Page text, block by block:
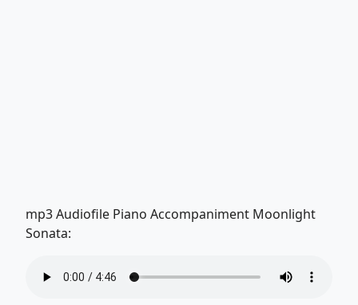
mp3 Audiofile Piano Accompaniment Moonlight
Sonata: